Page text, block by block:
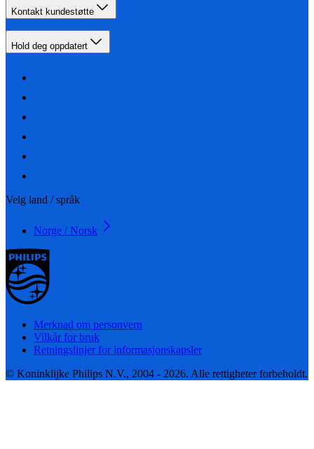
Kontakt kundestøtte
Hold deg oppdatert
Velg land / språk
Norge / Norsk
Merknad om personvern
Vilkår for bruk
Retningslinjer for informasjonskapsler
© Koninklijke Philips N.V., 2004 - 2026. Alle rettigheter forbeholdt.